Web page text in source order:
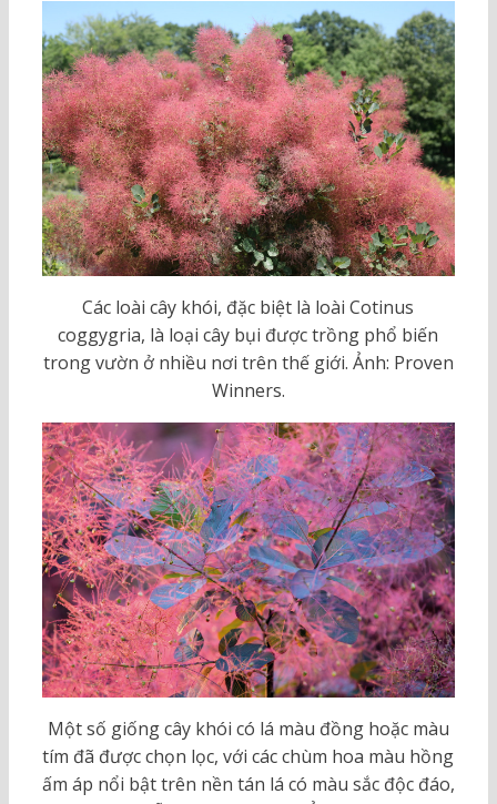
Các loài cây khói, đặc biệt là loài Cotinus
coggygria, là loại cây bụi được trồng phổ biến
trong vườn ở nhiều nơi trên thế giới. Ảnh: Proven
Winners.
Một số giống cây khói có lá màu đồng hoặc màu
tím đã được chọn lọc, với các chùm hoa màu hồng
ấm áp nổi bật trên nền tán lá có màu sắc độc đáo,